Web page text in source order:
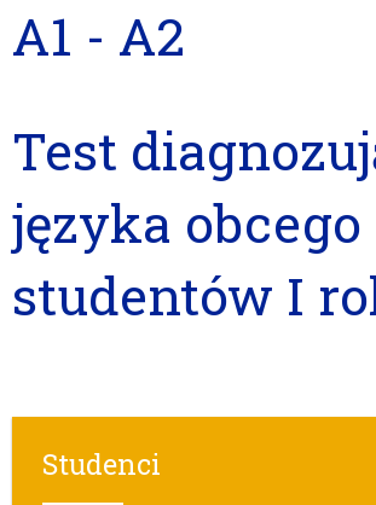
A1 - A2
Test
języka obcego
studentów I
Studenci